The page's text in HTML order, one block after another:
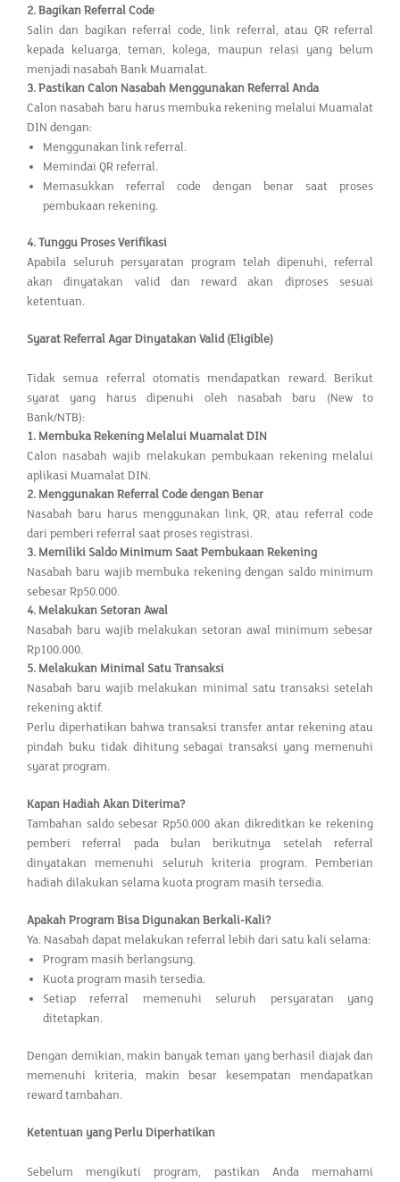
2.Bagikan Referral Code
Salin dan bagikan referral code, link referral, atau QR referral
kepada keluarga, teman, kolega, maupun relasi yang belum
menjadi nasabah Bank Muamalat.
3.Pastikan Calon Nasabah Menggunakan Referral Anda
Calon nasabah baru harus membuka rekening melalui Muamalat
DIN dengan:
Menggunakan link referral.
Memindai QR referral.
Memasukkan referral code dengan benar saat proses
pembukaan rekening.
4.Tunggu Proses Verifikasi
Apabila seluruh persyaratan program telah dipenuhi, referral
akan dinyatakan valid dan reward akan diproses sesuai
ketentuan.
Syarat Referral Agar Dinyatakan Valid (Eligible)
Tidak semua referral otomatis mendapatkan reward. Berikut
syarat yang harus dipenuhi oleh nasabah baru (New to
Bank/NTB):
1. Membuka Rekening Melalui Muamalat DIN
Calon nasabah wajib melakukan pembukaan rekening melalui
aplikasi Muamalat DIN.
2. Menggunakan Referral Code dengan Benar
Nasabah baru harus menggunakan link, QR, atau referral code
dari pemberi referral saat proses registrasi.
3. Memiliki Saldo Minimum Saat Pembukaan Rekening
Nasabah baru wajib membuka rekening dengan saldo minimum
sebesar Rp50.000.
4. Melakukan Setoran Awal
Nasabah baru wajib melakukan setoran awal minimum sebesar
Rp100.000.
5. Melakukan Minimal Satu Transaksi
Nasabah baru wajib melakukan minimal satu transaksi setelah
rekening aktif.
Perlu diperhatikan bahwa transaksi transfer antar rekening atau
pindah buku tidak dihitung sebagai transaksi yang memenuhi
syarat program.
Kapan Hadiah Akan Diterima?
Tambahan saldo sebesar Rp50.000 akan dikreditkan ke rekening
pemberi referral pada bulan berikutnya setelah referral
dinyatakan memenuhi seluruh kriteria program. Pemberian
hadiah dilakukan selama kuota program masih tersedia.
Apakah Program Bisa Digunakan Berkali-Kali?
Ya. Nasabah dapat melakukan referral lebih dari satu kali selama:
Program masih berlangsung.
Kuota program masih tersedia.
Setiap referral memenuhi seluruh persyaratan yang
ditetapkan.
Dengan demikian, makin banyak teman yang berhasil diajak dan
memenuhi kriteria, makin besar kesempatan mendapatkan
reward tambahan.
Ketentuan yang Perlu Diperhatikan
Sebelum mengikuti program, pastikan Anda memahami